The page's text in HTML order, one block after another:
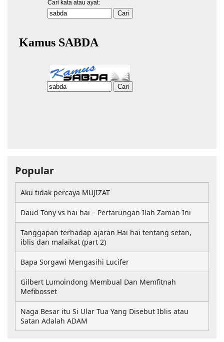
Popular
Aku tidak percaya MUJIZAT
Daud Tony vs hai hai – Pertarungan Ilah Zaman Ini
Tanggapan terhadap ajaran Hai hai tentang setan,
iblis dan malaikat (part 2)
Bapa Sorgawi Mengasihi Lucifer
Gilbert Lumoindong Membual Dan Memfitnah
Mefibosset
Naga Besar itu Si Ular Tua Yang Disebut Iblis atau
Satan Adalah ADAM